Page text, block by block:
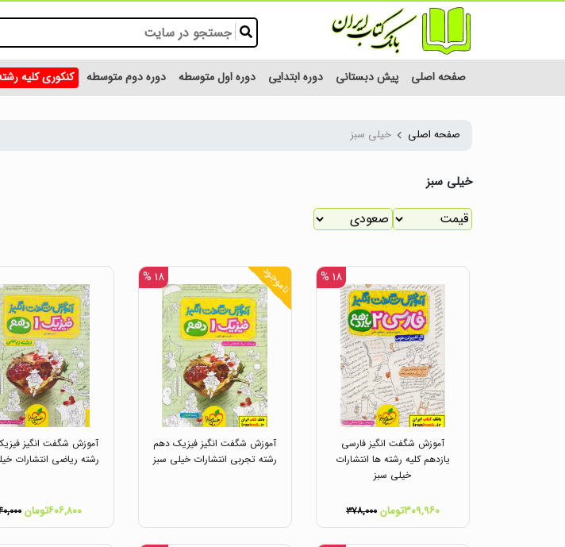
صفحه اصلی پیش دبستانی دوره ابتدایی دوره اول متوسطه دوره دوم متوسطه کنکوری کلیه
صفحه اصلی خیلی سبز
خیلی سبز
۱۸ %
آموزش شگفت انگیز فارسی
یازدهم کلیه رشته ها انتشارات
خیلی سبز
۳۰۹,۹۶۰تومان ۳۷۸,۰۰۰
ناموجود ۱۸ %
آموزش شگفت انگیز فیزیک دهم
رشته تجربی انتشارات خیلی سبز
آموزش شگفت انگیز
رشته ریاضی انتشارات
۶۰۶,۸۰۰تومان